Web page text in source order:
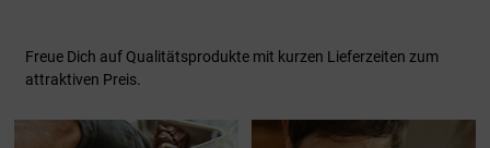
Freue Dich auf Qualitätsprodukte mit kurzen Lieferzeiten zum
attraktiven Preis.